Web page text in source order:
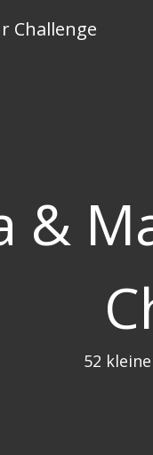
Challenge
&
52